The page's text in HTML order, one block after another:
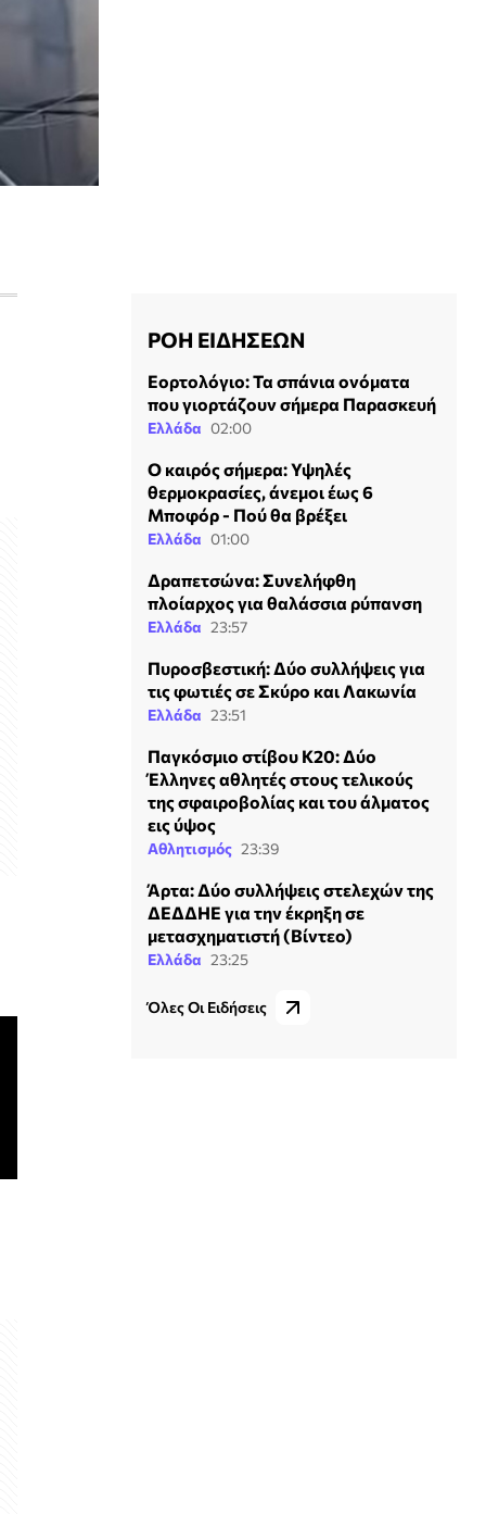
ΡΟΗ ΕΙΔΗΣΕΩΝ
Εορτολόγιο: Τα σπάνια ονόματα
που γιορτάζουν σήμερα Παρασκευή
Ελλάδα 02:00
Ο καιρός σήμερα: Υψηλές
θερμοκρασίες, άνεμοι έως 6
Μποφόρ - Πού θα βρέξει
Ελλάδα 01:00
Δραπετσώνα: Συνελήφθη
πλοίαρχος για θαλάσσια ρύπανση
Ελλάδα 23:57
Πυροσβεστική: Δύο συλλήψεις για
τις φωτιές σε Σκύρο και Λακωνία
Ελλάδα 23:51
Παγκόσμιο στίβου Κ20: Δύο
Έλληνες αθλητές στους τελικούς
της σφαιροβολίας και του άλματος
εις ύψος
Αθλητισμός 23:39
Άρτα: Δύο συλλήψεις στελεχών της
ΔΕΔΔΗΕ για την έκρηξη σε
μετασχηματιστή (Βίντεο)
Ελλάδα 23:25
Όλες Οι Ειδήσεις